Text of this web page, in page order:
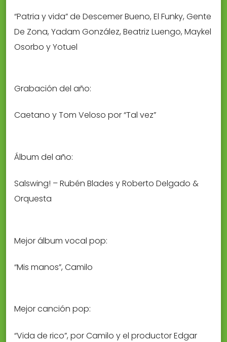
“Patria y vida” de Descemer Bueno, El Funky, Gente
De Zona, Yadam González, Beatriz Luengo, Maykel
Osorbo y Yotuel
Grabación del año:
Caetano y Tom Veloso por “Tal vez”
Álbum del año:
Salswing! – Rubén Blades y Roberto Delgado &
Orquesta
Mejor álbum vocal pop:
“Mis manos”, Camilo
Mejor canción pop:
“Vida de rico”, por Camilo y el productor Edgar